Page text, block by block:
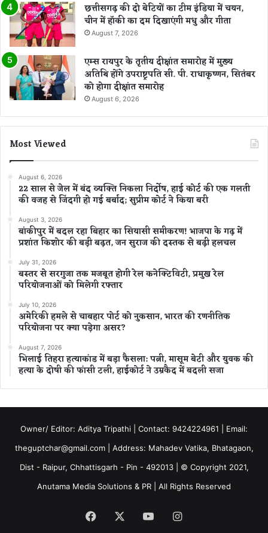
छत्तीसगढ़ की दो बेटियों का टीम इंडिया में चयन,
चीन में हॉकी का दम दिखाएंगी मधु और गीता
August 7, 2026
एम्स रायपुर के तृतीय दीक्षांत समारोह में मुख्य
अतिथि होंगे उपराष्ट्रपति सी. पी. राधाकृष्णन, सितंबर
को होगा दीक्षांत समारोह
August 6, 2026
Most Viewed
August 6, 2026
22 साल से जेल में बंद व्यक्ति निकला निर्दोष, हाई कोर्ट की एक गलती
की वजह से जिंदगी हो गई बर्बाद; सुप्रीम कोर्ट ने किया बरी
August 3, 2026
बांकीपुर में बदल रहा बिहार का सियासी समीकरण! भाजपा के गढ़ में
प्रशांत किशोर की बड़ी बढ़त, जन सुराज की दस्तक से बढ़ी हलचल
July 31, 2026
बस्तर से सरगुजा तक मजबूत होगी रेल कनेक्टिविटी, प्रमुख रेल
परियोजनाओं को मिलेगी रफ्तार
July 10, 2026
अमेरिकी हमले से चाबहार पोर्ट को नुकसान, भारत की रणनीतिक
परियोजना पर क्या पड़ेगा असर?
August 7, 2026
भिलाई तिहरा हत्याकांड में बड़ा फैसला: पत्नी, मासूम बेटी और युवक की
हत्या के दोषी की फांसी टली, हाईकोर्ट ने उम्रकैद में बदली सजा
Owner/ Editor: Aditya Tripathi | Contact: 9424224961 | Email:
theguptchar@gmail.com | Address: Mahadev Vatika, Bhatagaon,
Dist - Raipur, Chhattisgarh - Pin - 492013 | © Copyright 2021,
Anutama Media Solutions & PR | All Rights Reserved
Facebook YouTubeInstagram